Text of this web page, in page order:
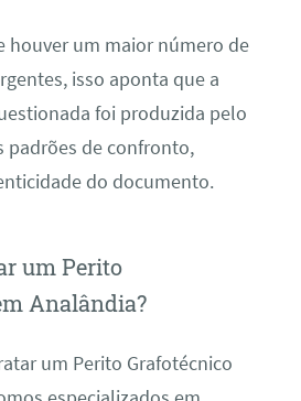
houver um maior número de
isso aponta que a
foi produzida pelo
padrões de confronto,
do documento.
um Perito
Analândia?
um Perito Grafotécnico